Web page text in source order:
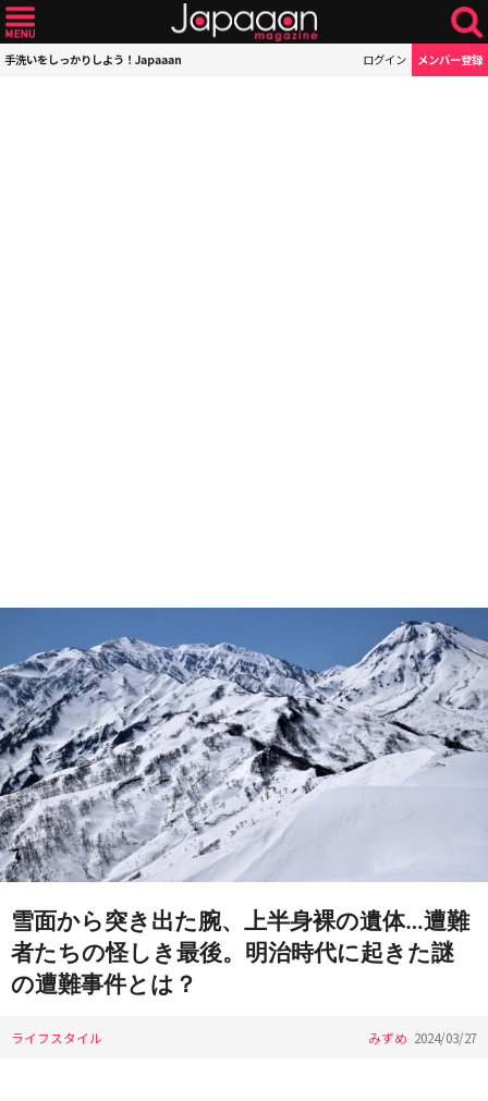
手洗いをしっかりしよう！Japaaan ログイン メンバー登録
雪面から突き出た腕、上半身裸の遺体…遭難
者たちの怪しき最後。明治時代に起きた謎
の遭難事件とは？
ライフスタイル みずめ 2024/03/27